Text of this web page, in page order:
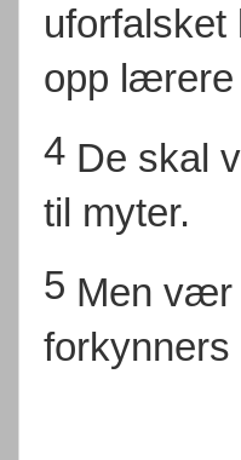
opp lærere
4 De skal
til myter.
5 Men vær
forkynners